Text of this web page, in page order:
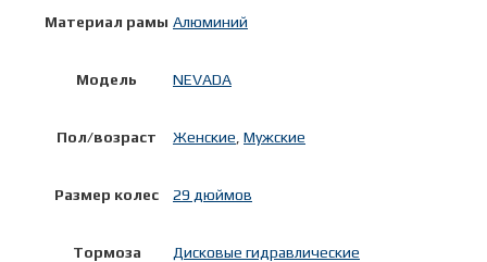
Материал рамы Алюминий
Модель NEVADA
Пол/возраст Женские, Мужские
Размер колес 29 дюймов
Тормоза Дисковые гидравлические